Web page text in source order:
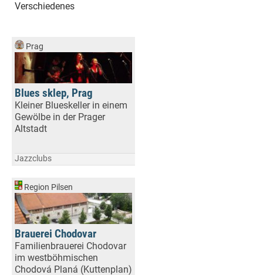
Verschiedenes
Prag
Blues sklep, Prag
Kleiner Blueskeller in einem
Gewölbe in der Prager
Altstadt
Jazzclubs
Region Pilsen
Brauerei Chodovar
Familienbrauerei Chodovar
im westböhmischen
Chodová Planá (Kuttenplan)